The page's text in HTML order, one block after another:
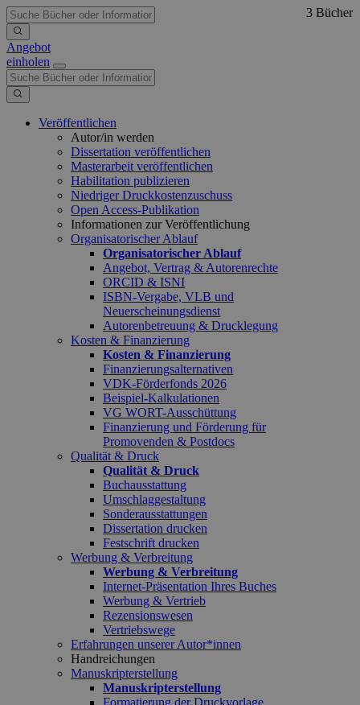
Angebot
einholen
Veröffentlichen
Autor/in werden
Dissertation veröffentlichen
Masterarbeit veröffentlichen
Habilitation publizieren
Niedriger Druckkostenzuschuss
Open Access-Publikation
Informationen zur Veröffentlichung
Organisatorischer Ablauf
Organisatorischer Ablauf
Angebot, Vertrag & Autorenrechte
ORCID & ISNI
ISBN-Vergabe, VLB und
Neuerscheinungsdienst
Autorenbetreuung & Drucklegung
Kosten & Finanzierung
Kosten & Finanzierung
Finanzierungsalternativen
VDK-Förderfonds 2026
Beispiel-Kalkulationen
VG WORT-Ausschüttung
Finanzierung und Förderung für
Promovenden & Postdocs
Qualität & Druck
Qualität & Druck
Buchausstattung
Umschlaggestaltung
Sonderausstattungen
Dissertation drucken
Festschrift drucken
Werbung & Verbreitung
Werbung & Verbreitung
Internet-Präsentation Ihres Buches
Werbung & Vertrieb
Rezensionswesen
Vertriebswege
Erfahrungen unserer Autor*innen
Handreichungen
Manuskripterstellung
Manuskripterstellung
Formatierung der Druckvorlage
3 Bücher